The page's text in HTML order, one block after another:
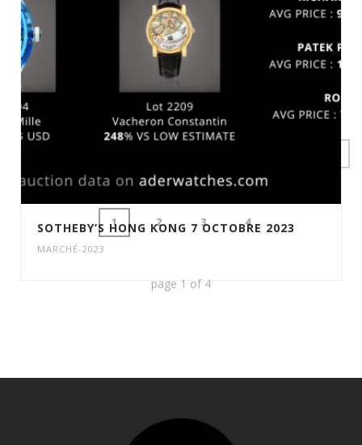
SOTHEBY’S HONG KONG 7 OCTOBRE 2023
MARCHÉ-2023
1 2 3 4
page 1 of 4